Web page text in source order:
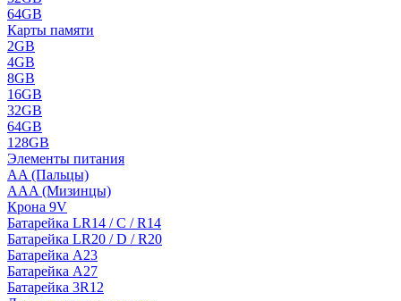
64GB
Карты памяти
2GB
4GB
8GB
16GB
32GB
64GB
128GB
Элементы питания
AA (Пальцы)
AAA (Мизинцы)
Крона 9V
Батарейка LR14 / C / R14
Батарейка LR20 / D / R20
Батарейка A23
Батарейка A27
Батарейка 3R12